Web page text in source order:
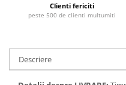
Clienti fericiti
peste 500 de clienti multumiti
Descriere